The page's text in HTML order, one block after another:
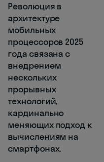
Революция в
архитектуре
мобильных
процессоров 2025
года связана с
внедрением
нескольких
прорывных
технологий,
кардинально
меняющих подход к
вычислениям на
смартфонах.